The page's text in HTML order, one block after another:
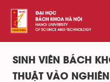
SINH VIÊN BÁCH
THUẬT VÀO